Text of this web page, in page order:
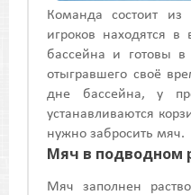
Команда состоит
игроков находятся
бассейна и готовы
отыгравшего своё
дне бассейна, у
устанавливаются
нужно забросить мяч.
Мяч в подводном
Мяч заполнен